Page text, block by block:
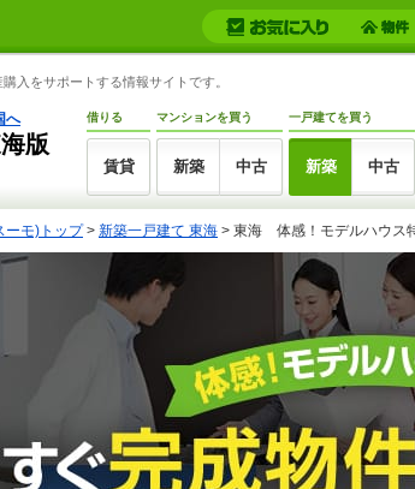
入をサポートする情報サイトです。
へ
版
借りる
賃貸
マンションを買う
新築 中古
一戸建てを買う
新築 中古
ーモ)トップ> 新築一戸建て 東海 > 東海 体感！モデルハウス